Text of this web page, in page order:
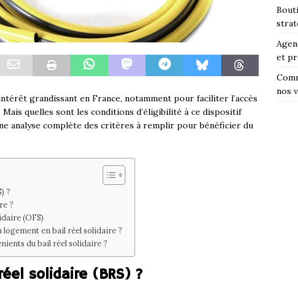
grandissant en France, notamment pour faciliter l’accès
quelles sont les conditions d’éligibilité à ce dispositif
analyse complète des critères à remplir pour bénéficier du
?
?
(OFS)
logement en bail réel solidaire ?
du bail réel solidaire ?
solidaire (BRS) ?
et
nos